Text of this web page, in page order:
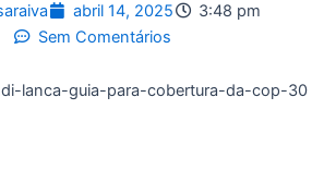
abril 14, 2025
3:48 pm
Sem Comentários